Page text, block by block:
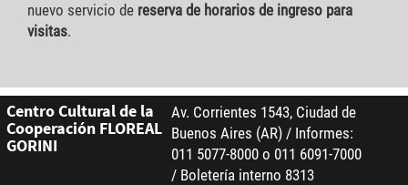
nuevo servicio de reserva de horarios de ingreso para
visitas.
Centro Cultural de la
Cooperación FLOREAL
GORINI
Av. Corrientes 1543, Ciudad de
Buenos Aires (AR) / Informes:
011 5077-8000 o 011 6091-7000
/ Boletería interno 8313